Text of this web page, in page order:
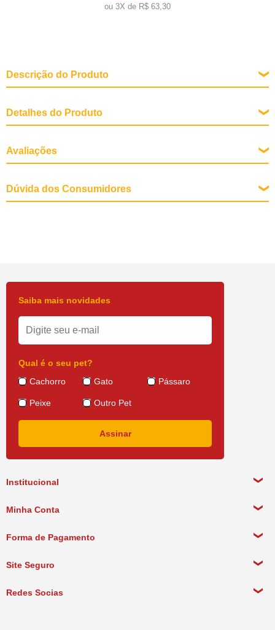
ou 3X de R$ 63,30
Descrição do Produto
Detalhes do Produto
Calopsitas
.
Avaliações
Dúvida dos Consumidores
Institucional
Política de Pagamento
Política de Entrega
Minha Conta
Forma de Pagamento
Site Seguro
Redes Socias
Saiba mais novidades
Qual é o seu pet?
Cachorro
Gato Pássaro
Peixe Outro Pet